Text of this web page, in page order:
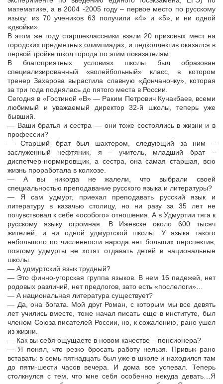
математике, а в 2004 -2005 году – первое место по русскому
языку: из 70 учеников 63 получили «4» и «5», и ни одной
«двойки».
В этом же году старшеклассники взяли 20 призовых мест на
городских предметных олимпиадах, и педколлектив оказался в
первой тройке школ города по этим показателям.
В благоприятных условиях школы был образован
специализированный «волейбольный» класс, в котором
тренер Захарова вырастила славную «Дончаночку», которая
за три года поднялась до пятого места в России.
Сегодня в «Гостиной «В» — Раким Петрович Кунакбаев, всеми
любимый и уважаемый директор 32-й школы, теперь уже
бывший.
— Ваши братья и сестра — они тоже состоялись в жизни и в
профессии?
— Старший брат был шахтером, следующий за ним –
заслуженный нефтяник, я – учитель, младший брат –
диспетчер-нормировщик, а сестра, она самая старшая, всю
жизнь проработала в колхозе.
— А вы никогда не жалели, что выбрали своей
специальностью преподавание русского языка и литературы?
— Я сам удмурт, приехал преподавать русский язык и
литературу в казачью столицу, но ни разу за 35 лет не
почувствовал к себе «особого» отношения. А в Удмуртии тяга к
русскому языку огромная. В Ижевске около 600 тысяч
жителей, и ни одной удмуртской школы. У языка такого
небольшого по численности народа нет больших перспектив,
поэтому удмурты не хотят отдавать детей в национальные
школы.
— А удмуртский язык трудный?
— Это финно-угорская группа языков. В нем 16 падежей, нет
родовых различий, нет предлогов, зато есть «послелоги»…
— А национальная литература существует?
— Да, она богата. Мой друг Роман, с которым мы все девять
лет учились вместе, тоже начал писать еще в институте, был
членом Союза писателей России, но, к сожалению, рано ушел
из жизни.
— Как вы себя ощущаете в новом качестве – пенсионера?
— Я понял, что резко бросать работу нельзя. Привык рано
вставать: в семь пятнадцать был уже в школе и находился там
до пяти-шести часов вечера. И дома все успевал. Теперь
столкнулся с тем, что мне себя особенно некуда девать…Я